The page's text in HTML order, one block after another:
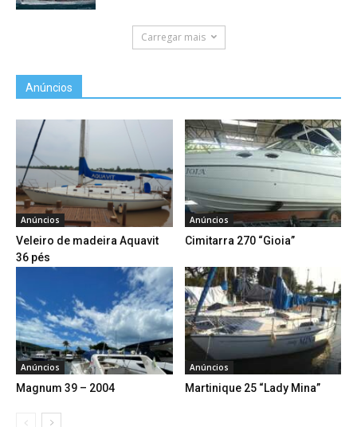
Carregar mais
Anúncios
Anúncios
Veleiro de madeira Aquavit
36 pés
Anúncios
Cimitarra 270 “Gioia”
Anúncios
Magnum 39 – 2004
Anúncios
Martinique 25 “Lady Mina”